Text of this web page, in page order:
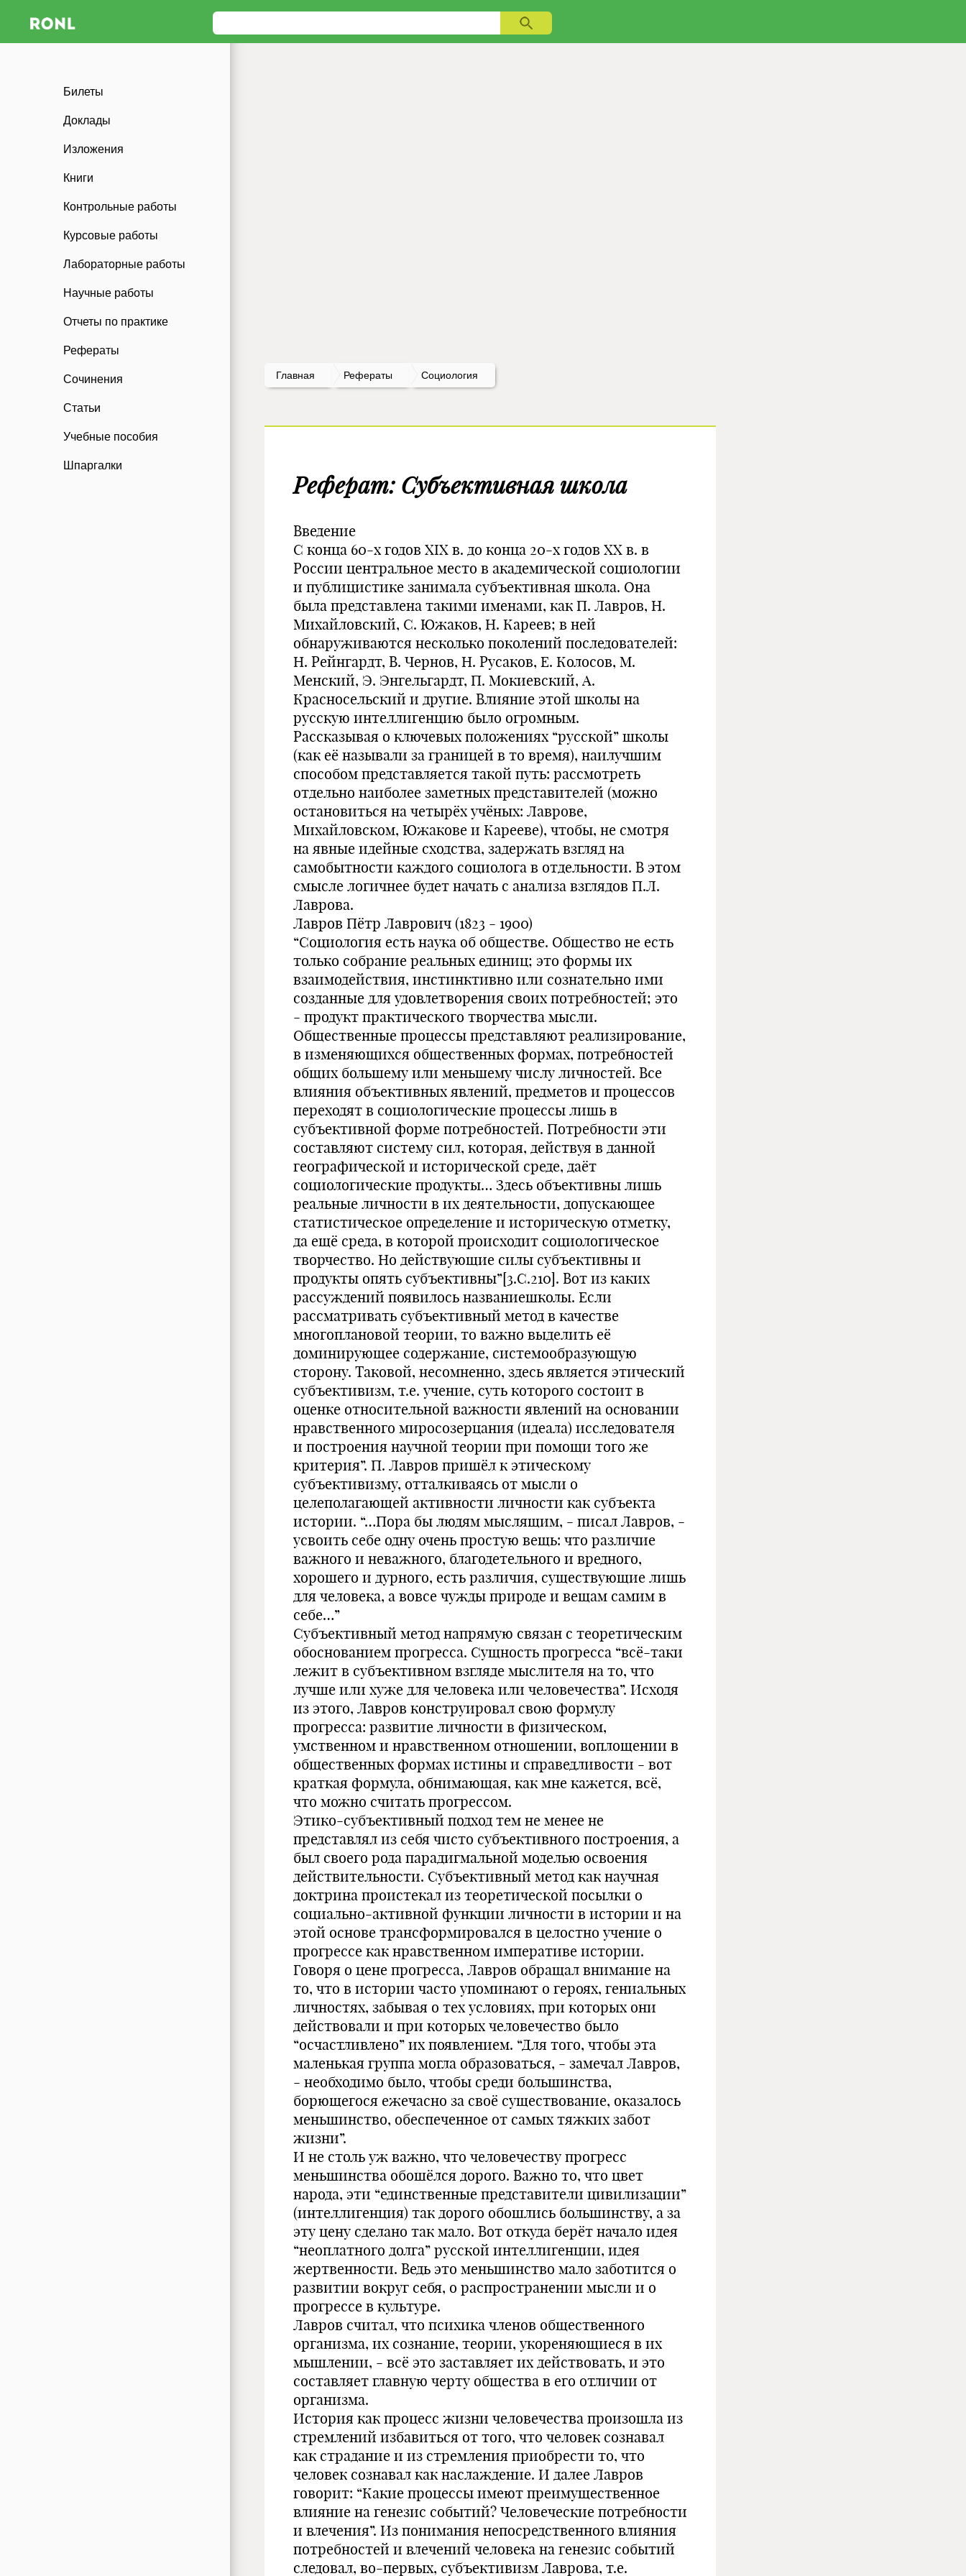
Билеты
Доклады
Изложения
Книги
Контрольные работы
Курсовые работы
Лабораторные работы
Научные работы
Отчеты по практике
Рефераты
Сочинения
Статьи
Учебные пособия
Шпаргалки
Главная Рефераты Социология
Реферат: Субъективная школа
Введение
С конца 60-х годов XIX в. до конца 20-х годов XX в. в
России центральное место в академической социологии
и публицистике занимала субъективная школа. Она
была представлена такими именами, как П. Лавров, Н.
Михайловский, С. Южаков, Н. Кареев; в ней
обнаруживаются несколько поколений последователей:
Н. Рейнгардт, В. Чернов, Н. Русаков, Е. Колосов, М.
Менский, Э. Энгельгардт, П. Мокиевский, А.
Красносельский и другие. Влияние этой школы на
русскую интеллигенцию было огромным.
Рассказывая о ключевых положениях “русской” школы
(как её называли за границей в то время), наилучшим
способом представляется такой путь: рассмотреть
отдельно наиболее заметных представителей (можно
остановиться на четырёх учёных: Лаврове,
Михайловском, Южакове и Карееве), чтобы, не смотря
на явные идейные сходства, задержать взгляд на
самобытности каждого социолога в отдельности. В этом
смысле логичнее будет начать с анализа взглядов П.Л.
Лаврова.
Лавров Пётр Лаврович (1823 - 1900)
“Социология есть наука об обществе. Общество не есть
только собрание реальных единиц; это формы их
взаимодействия, инстинктивно или сознательно ими
созданные для удовлетворения своих потребностей; это
- продукт практического творчества мысли.
Общественные процессы представляют реализирование,
в изменяющихся общественных формах, потребностей
общих большему или меньшему числу личностей. Все
влияния объективных явлений, предметов и процессов
переходят в социологические процессы лишь в
субъективной форме потребностей. Потребности эти
составляют систему сил, которая, действуя в данной
географической и исторической среде, даёт
социологические продукты… Здесь объективны лишь
реальные личности в их деятельности, допускающее
статистическое определение и историческую отметку,
да ещё среда, в которой происходит социологическое
творчество. Но действующие силы субъективны и
продукты опять субъективны”[3.С.210]. Вот из каких
рассуждений появилось названиешколы. Если
рассматривать субъективный метод в качестве
многоплановой теории, то важно выделить её
доминирующее содержание, системообразующую
сторону. Таковой, несомненно, здесь является этический
субъективизм, т.е. учение, суть которого состоит в
оценке относительной важности явлений на основании
нравственного миросозерцания (идеала) исследователя
и построения научной теории при помощи того же
критерия”. П. Лавров пришёл к этическому
субъективизму, отталкиваясь от мысли о
целеполагающей активности личности как субъекта
истории. “…Пора бы людям мыслящим, - писал Лавров, -
усвоить себе одну очень простую вещь: что различие
важного и неважного, благодетельного и вредного,
хорошего и дурного, есть различия, существующие лишь
для человека, а вовсе чужды природе и вещам самим в
себе…”
Субъективный метод напрямую связан с теоретическим
обоснованием прогресса. Сущность прогресса “всё-таки
лежит в субъективном взгляде мыслителя на то, что
лучше или хуже для человека или человечества”. Исходя
из этого, Лавров конструировал свою формулу
прогресса: развитие личности в физическом,
умственном и нравственном отношении, воплощении в
общественных формах истины и справедливости - вот
краткая формула, обнимающая, как мне кажется, всё,
что можно считать прогрессом.
Этико-субъективный подход тем не менее не
представлял из себя чисто субъективного построения, а
был своего рода парадигмальной моделью освоения
действительности. Субъективный метод как научная
доктрина проистекал из теоретической посылки о
социально-активной функции личности в истории и на
этой основе трансформировался в целостно учение о
прогрессе как нравственном императиве истории.
Говоря о цене прогресса, Лавров обращал внимание на
то, что в истории часто упоминают о героях, гениальных
личностях, забывая о тех условиях, при которых они
действовали и при которых человечество было
“осчастливлено” их появлением. “Для того, чтобы эта
маленькая группа могла образоваться, - замечал Лавров,
- необходимо было, чтобы среди большинства,
борющегося ежечасно за своё существование, оказалось
меньшинство, обеспеченное от самых тяжких забот
жизни”.
И не столь уж важно, что человечеству прогресс
меньшинства обошёлся дорого. Важно то, что цвет
народа, эти “единственные представители цивилизации”
(интеллигенция) так дорого обошлись большинству, а за
эту цену сделано так мало. Вот откуда берёт начало идея
“неоплатного долга” русской интеллигенции, идея
жертвенности. Ведь это меньшинство мало заботится о
развитии вокруг себя, о распространении мысли и о
прогрессе в культуре.
Лавров считал, что психика членов общественного
организма, их сознание, теории, укореняющиеся в их
мышлении, - всё это заставляет их действовать, и это
составляет главную черту общества в его отличии от
организма.
История как процесс жизни человечества произошла из
стремлений избавиться от того, что человек сознавал
как страдание и из стремления приобрести то, что
человек сознавал как наслаждение. И далее Лавров
говорит: “Какие процессы имеют преимущественное
влияние на генезис событий? Человеческие потребности
и влечения”. Из понимания непосредственного влияния
потребностей и влечений человека на генезис событий
следовал, во-первых, субъективизм Лаврова, т.е.